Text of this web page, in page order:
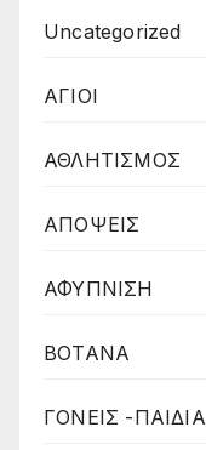
Uncategorized
ΑΓΙΟΙ
ΑΘΛΗΤΙΣΜΟΣ
ΑΠΟΨΕΙΣ
ΑΦΥΠΝΙΣΗ
ΒΟΤΑΝΑ
ΓΟΝΕΙΣ -ΠΑΙΔΙΑ